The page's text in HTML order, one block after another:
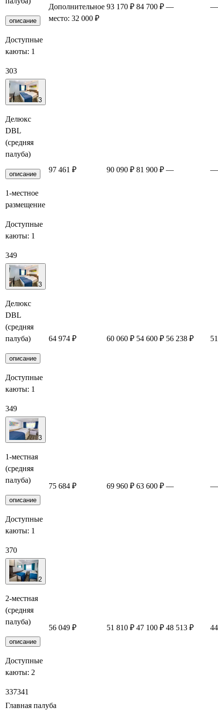
описание
Доступные
каюты: 1
303
Дополнительное
место: 32 000 ₽
93 170 ₽ 84 700 ₽ — —
3
Делюкс
DBL
(средняя
палуба)
описание
1-местное
размещение
Доступные
каюты: 1
349
97 461 ₽ 90 090 ₽ 81 900 ₽ — —
3
Делюкс
DBL
(средняя
палуба)
описание
Доступные
каюты: 1
349
64 974 ₽ 60 060 ₽ 54 600 ₽ 56 238 ₽
3
1-местная
(средняя
палуба)
описание
Доступные
каюты: 1
370
75 684 ₽ 69 960 ₽ 63 600 ₽ — —
2
2-местная
(средняя
палуба)
описание
Доступные
каюты: 2
337341
56 049 ₽ 51 810 ₽ 47 100 ₽ 48 513 ₽
Главная палуба